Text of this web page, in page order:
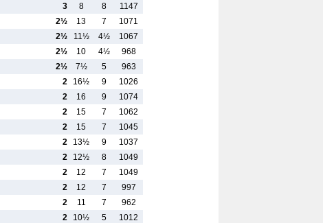
3 8 8
1147
2½ 13 7
1071
2½ 11½ 4½
1067
2½ 10 4½
968
2½ 7½ 5
963
2 16½ 9
1026
2 16 9
1074
2 15 7
1062
2 15 7
1045
2 13½ 9
1037
2 12½ 8
1049
2 12 7
1049
2 12 7
997
2 11 7
962
2 10½ 5
1012